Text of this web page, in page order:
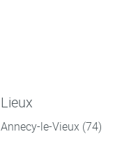
Lieux
Annecy-le-Vieux (74)